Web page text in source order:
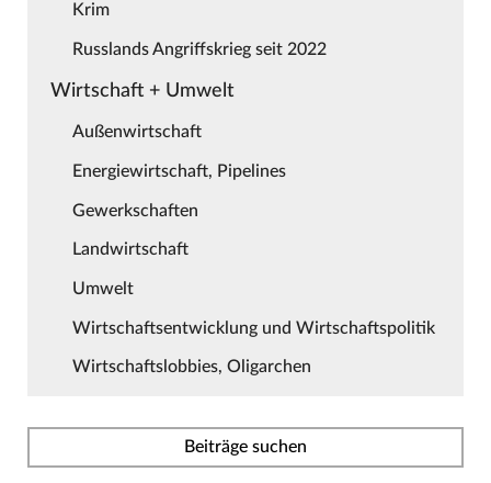
Krim
Russlands Angriffskrieg seit 2022
Wirtschaft + Umwelt
Außenwirtschaft
Energiewirtschaft, Pipelines
Gewerkschaften
Landwirtschaft
Umwelt
Wirtschaftsentwicklung und Wirtschaftspolitik
Wirtschaftslobbies, Oligarchen
Beiträge suchen